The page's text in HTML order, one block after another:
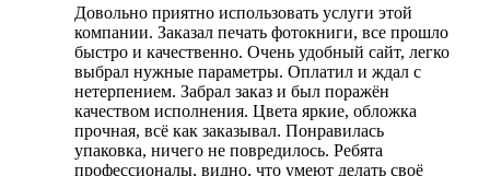
Довольно приятно использовать услуги этой
компании. Заказал печать фотокниги, все прошло
быстро и качественно. Очень удобный сайт, легко
выбрал нужные параметры. Оплатил и ждал с
нетерпением. Забрал заказ и был поражён
качеством исполнения. Цвета яркие, обложка
прочная, всё как заказывал. Понравилась
упаковка, ничего не повредилось. Ребята
профессионалы, видно, что умеют делать своё